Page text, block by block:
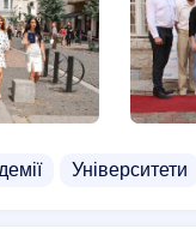
Університети